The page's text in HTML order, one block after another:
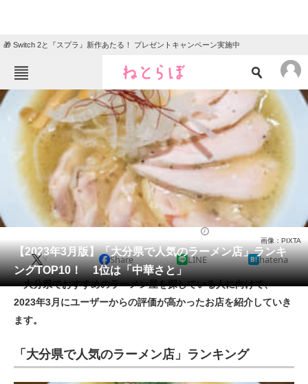
🎁 Switch 2と『スプラ』新作あたる！ プレゼントキャンペーン実施中
ねとらぼメニュー
TOP ニュース
エンタメ クイズ
地域
教育・育児
動物 リサーチ
会員記事
メディア
注目記事を集めた総合ページ
スマホと通信の最新トレンド
【2023年3月版】「大分県で人気のラーメン店」ランキ
ングTOP10！ 1位は「中華さと」
画像：PIXTA
X Share LINE hatena
大分県でおすすめのラーメン屋を探している人に向けて、
2023年3月にユーザーからの評価が高かったお店を紹介していき
ます。
「大分県で人気のラーメン店」ランキング